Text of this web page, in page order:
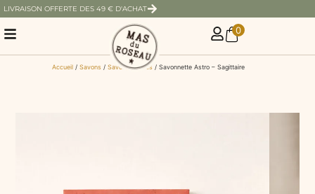
LIVRAISON OFFERTE DES 49 € D'ACHAT
0
Accueil / Savons / Savons solides / Savonnette Astro – Sagittaire